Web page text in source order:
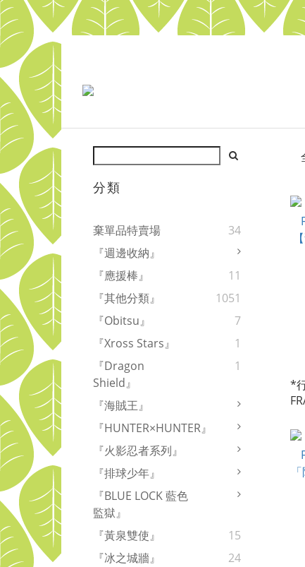
分類
棄單品特賣場
34
『週邊收納』
『應援棒』
11
『其他分類』
1051
『Obitsu』
7
『Xross Stars』
1
『Dragon
Shield』
1
『海賊王』
『HUNTER×HUNTER』
『火影忍者系列』
『排球少年』
『BLUE LOCK 藍色
監獄』
『黃泉雙使』
15
『冰之城牆』
24
*